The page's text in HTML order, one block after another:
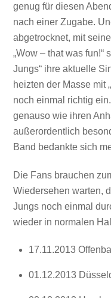
genug für diesen
nach einer Zugabe.
abgetrocknet, mit
„Wow – that was fun!“
Jungs“ ihre aktuelle
heizten der Masse mit
noch einmal richtig
genauso wie ihren
außerordentlich
Band bedankte sich
Die Fans brauchen
Wiedersehen warten,
Jungs noch einmal
wieder in normalen
17.11.2013
01.12.2013